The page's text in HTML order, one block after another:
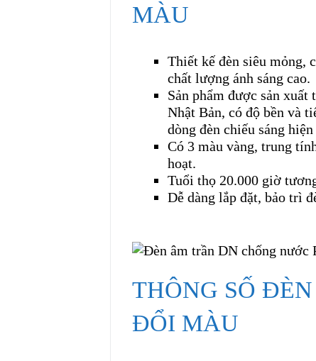
MÀU
Thiết kế đèn siêu mỏng,
chất lượng ánh sáng cao.
Sản phẩm được sản xuất
Nhật Bản, có độ bền và
dòng đèn chiếu sáng hiện
Có 3 màu vàng, trung
hoạt.
Tuổi thọ 20.000 giờ
Dễ dàng lắp đặt, bảo trì
THÔNG SỐ
ĐỔI MÀU